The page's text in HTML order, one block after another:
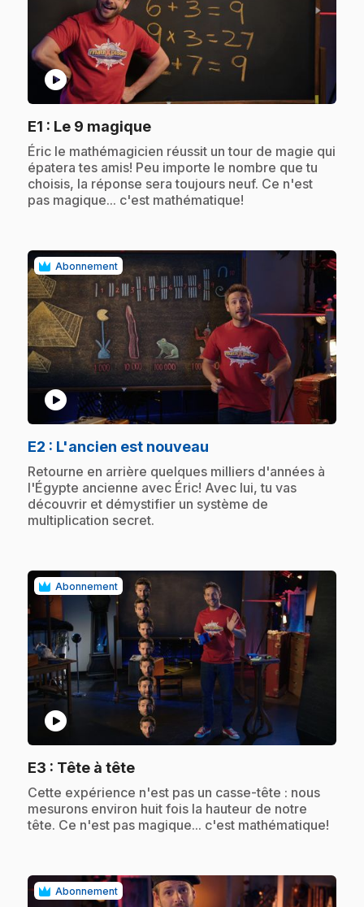
play_circle
E1 : Le 9 magique.
.Éric le mathémagicien réussit un tour de magie qui
épatera tes amis! Peu importe le nombre que tu
choisis, la réponse sera toujours neuf. Ce n'est
pas magique... c'est mathématique!
Abonnement
play_circle
E2 : L'ancien est nouveau
.Retourne en arrière quelques milliers d'années à
l'Égypte ancienne avec Éric! Avec lui, tu vas
découvrir et démystifier un système de
multiplication secret.
Abonnement
play_circle
E3 : Tête à tête.
.Cette expérience n'est pas un casse-tête : nous
mesurons environ huit fois la hauteur de notre
tête. Ce n'est pas magique... c'est mathématique!
Abonnement